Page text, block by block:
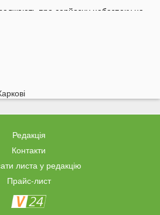
про серйозну небезпеку на
гроза
наробила біди: волиняни
у мережі
знаки Зодіаку, для яких серпень
як врятувати город від
Редакція
Контакти
листа у редакцію
Прайс-лист